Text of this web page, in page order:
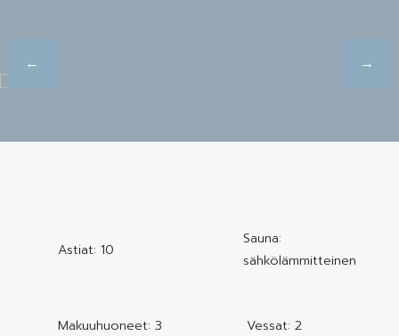
Astiat: 10
Sauna:
sähkölämmitteinen
Makuuhuoneet: 3 Vessat: 2